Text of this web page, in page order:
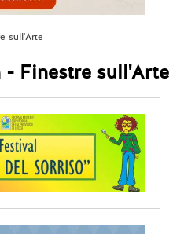
sull'Arte
Finestre sull'Arte